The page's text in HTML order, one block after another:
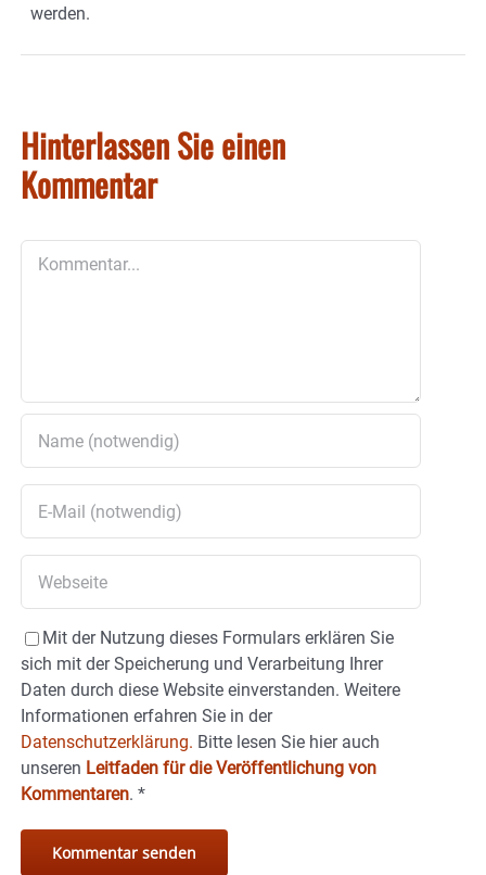
werden.
Hinterlassen Sie einen
Kommentar
Mit der Nutzung dieses Formulars erklären Sie
sich mit der Speicherung und Verarbeitung Ihrer
Daten durch diese Website einverstanden. Weitere
Informationen erfahren Sie in der
Datenschutzerklärung. Bitte lesen Sie hier auch
unseren Leitfaden für die Veröffentlichung von
Kommentaren. *